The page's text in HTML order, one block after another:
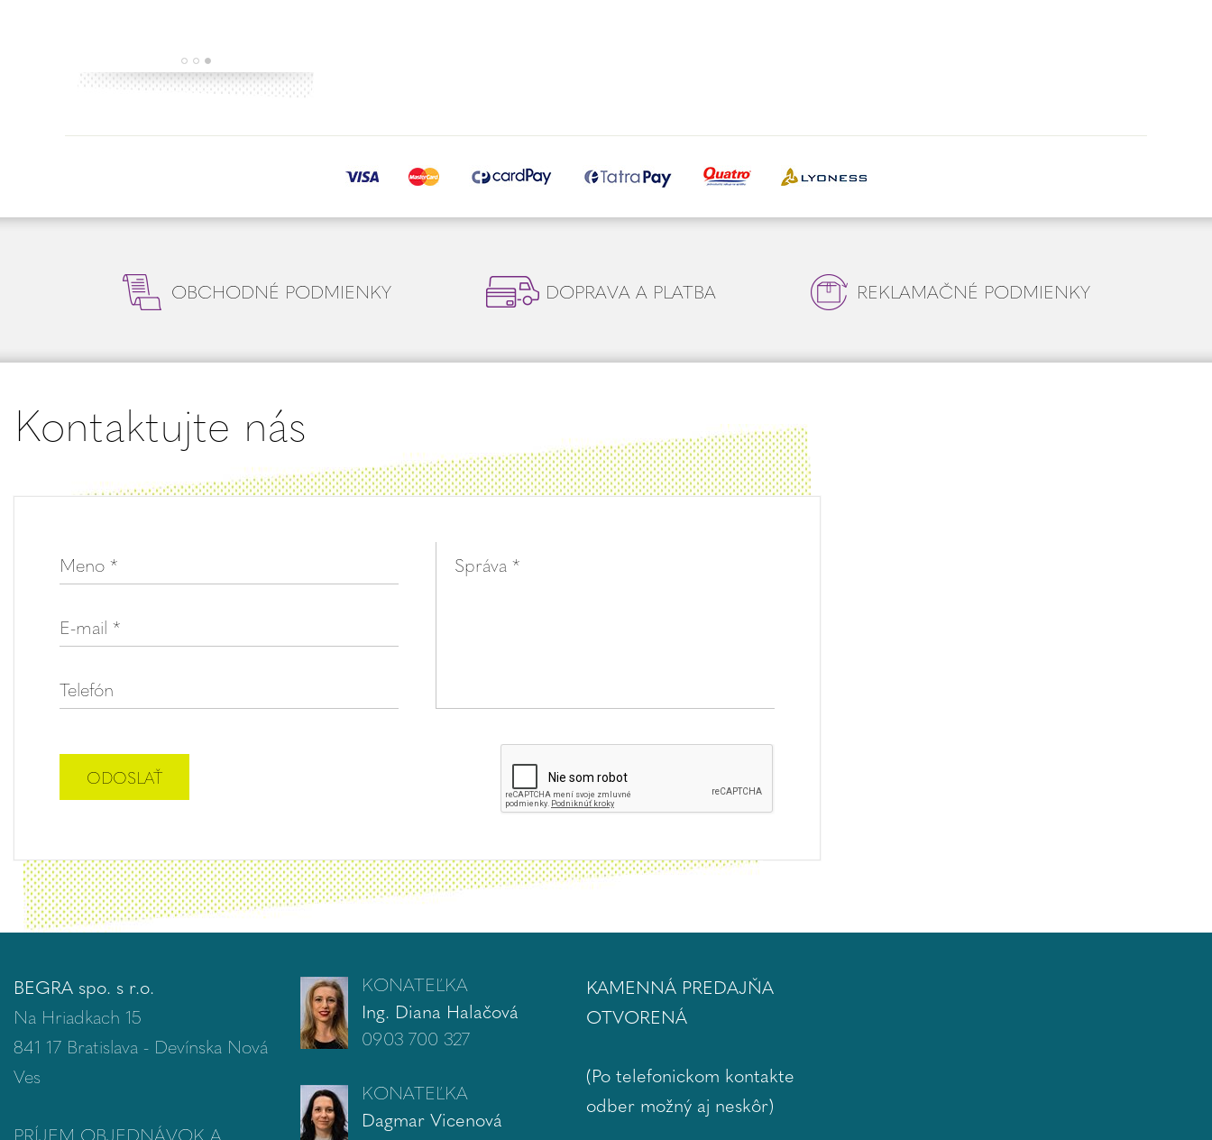
OBCHODNÉ PODMIENKY DOPRAVA A PLATBA REKLAMAČNÉ PODMIENKY
Kontaktujte nás
BEGRA spo. s r.o.
Na Hriadkach 15
841 17 Bratislava - Devínska Nová
Ves
PRÍJEM OBJEDNÁVOK A
KONATEĽKA
Ing. Diana Halačová
0903 700 327
KONATEĽKA
Dagmar Vicenová
KAMENNÁ PREDAJŇA
OTVORENÁ
(Po telefonickom kontakte
odber možný aj neskôr)